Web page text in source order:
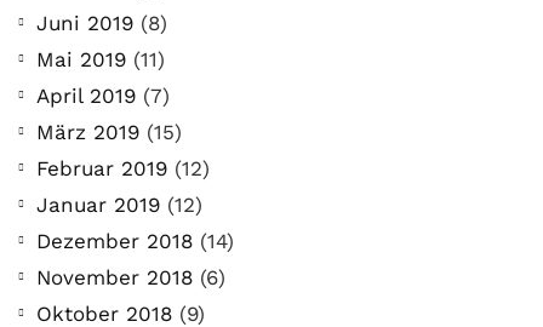
Juni 2019 (8)
Mai 2019 (11)
April 2019 (7)
März 2019 (15)
Februar 2019 (12)
Januar 2019 (12)
Dezember 2018 (14)
November 2018 (6)
Oktober 2018 (9)